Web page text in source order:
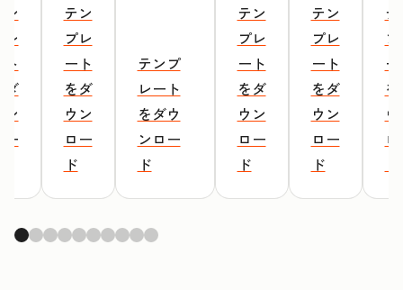
ダ
ー
テン
プレ
ート
をダ
ウン
ロー
ド
テンプ
レート
をダウ
ンロー
ド
テン
プレ
ート
をダ
ウン
ロー
ド
テン
プレ
ート
をダ
ウン
ロー
ド